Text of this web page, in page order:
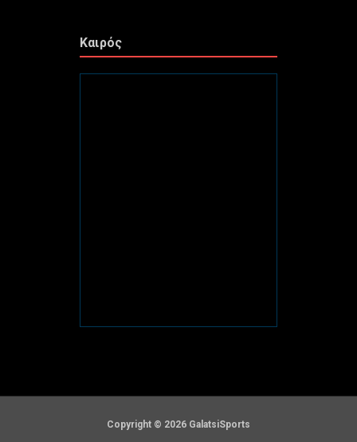
Καιρός
Copyright © 2026 GalatsiSports